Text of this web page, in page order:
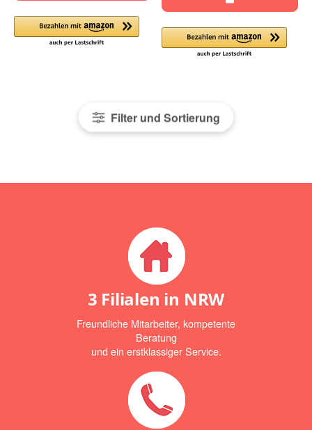
Filter und Sortierung
3 Filialen in NRW
Freundliche Mitarbeiter, kompetente
Beratung
und ein erstklassiger Service.